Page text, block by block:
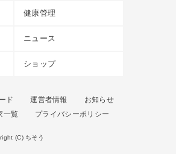
健康管理
ニュース
ショップ
ド 運営者情報
お知らせ
一覧 プライバシーポリシー
(C) ちそう